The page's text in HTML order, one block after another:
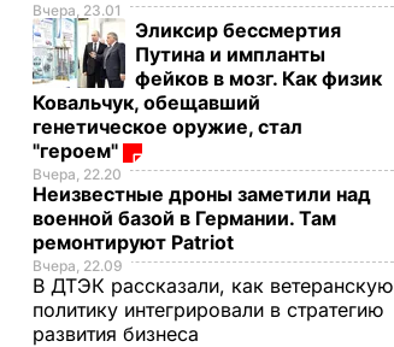
Вчера, 23.01
Эликсир бессмертия
Путина и импланты
фейков в мозг. Как физик
Ковальчук, обещавший
генетическое оружие, стал
"героем"
Вчера, 22.20
Неизвестные дроны заметили над
военной базой в Германии. Там
ремонтируют Patriot
Вчера, 22.09
В ДТЭК рассказали, как ветеранскую
политику интегрировали в стратегию
развития бизнеса